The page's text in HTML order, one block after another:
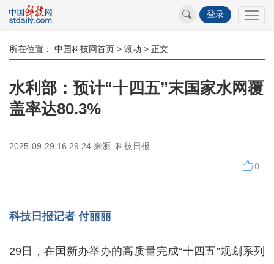
登录
所在位置： 中国科技网首页 > 滚动 > 正文
水利部：预计“十四五”末国家水网覆
盖率达80.3%
2025-09-29 16:29:24 来源: 科技日报
0
科技日报记者 付丽丽
29日，在国新办举办的高质量完成“十四五”规划系列